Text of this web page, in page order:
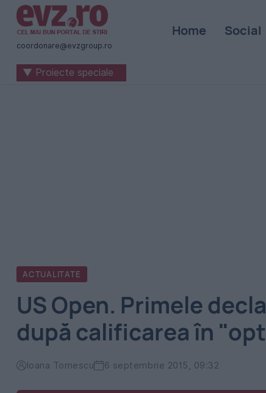
Știri
naționale
internaționale
coordonare@evzgroup.ro
Home Social
▼ Proiecte speciale
ACTUALITATE
US Open. Primele
după calificarea în
Ioana Tomescu 6 septembrie 2015, 09:32